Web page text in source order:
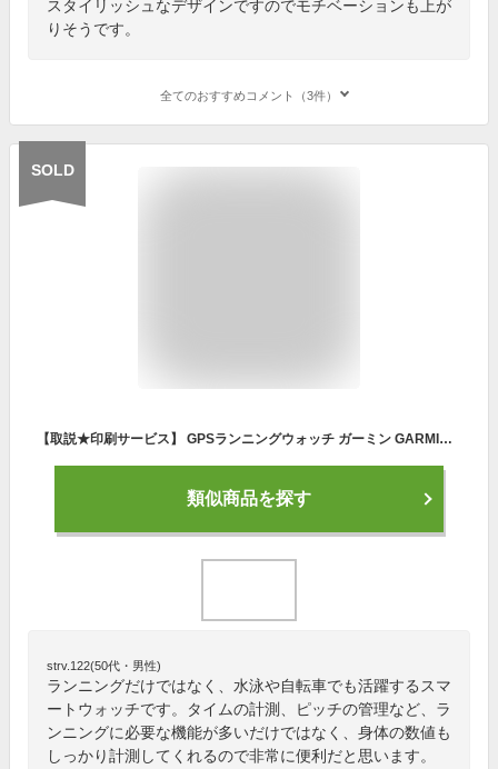
スタイリッシュなデザインですのでモチベーションも上が
りそうです。
全てのおすすめコメント（3件）
SOLD
【取説★印刷サービス】 GPSランニングウォッチ ガーミン GARMIN ForeAthlete 55 Grey (010-02562-43) スマートウォッチ 男女兼用 マラソン ウォーキング 水泳 トレッドミルラン ピラティス ヨガ 心拍計 加速度計 睡眠計 健康管理 【あす楽】
類似商品を探す
strv.122(50代・男性)
ランニングだけではなく、水泳や自転車でも活躍するスマ
ートウォッチです。タイムの計測、ピッチの管理など、ラ
ンニングに必要な機能が多いだけではなく、身体の数値も
しっかり計測してくれるので非常に便利だと思います。